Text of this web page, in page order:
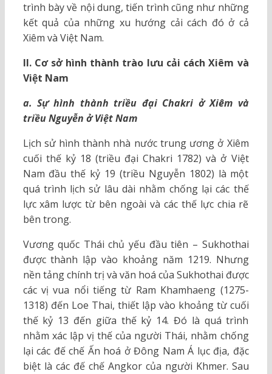
trình bày về nội dung, tiến trình cũng như những
kết quả của những xu hướng cải cách đó ở cả
Xiêm và Việt Nam.
II. Cơ sở hình thành trào lưu cải cách Xiêm và
Việt Nam
a. Sự hình thành triều đại Chakri ở Xiêm và
triều Nguyễn ở Việt Nam
Lịch sử hình thành nhà nước trung ương ở Xiêm
cuối thế kỷ 18 (triều đại Chakri 1782) và ở Việt
Nam đầu thế kỷ 19 (triều Nguyễn 1802) là một
quá trình lịch sử lâu dài nhằm chống lại các thế
lực xâm lược từ bên ngoài và các thế lực chia rẽ
bên trong.
Vương quốc Thái chủ yếu đầu tiên – Sukhothai
được thành lập vào khoảng năm 1219. Nhưng
nền tảng chính trị và văn hoá của Sukhothai được
các vị vua nổi tiếng từ Ram Khamhaeng (1275-
1318) đến Loe Thai, thiết lập vào khoảng từ cuối
thế kỷ 13 đến giữa thế kỷ 14. Đó là quá trình
nhằm xác lập vị thế của người Thái, nhằm chống
lại các đế chế Ấn hoá ở Đông Nam Á lục địa, đặc
biệt là các đế chế Angkor của người Khmer. Sau